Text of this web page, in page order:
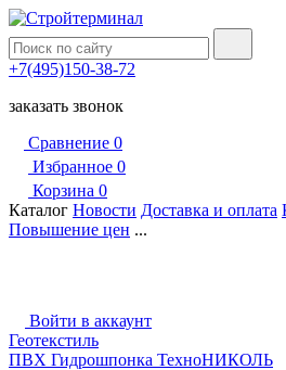
+7(495)150-38-72
заказать звонок
Сравнение 0
Избранное 0
Корзина 0
Каталог Новости Доставка и оплата
Повышение цен ...
Войти в аккаунт
Геотекстиль
ПВХ Гидрошпонка ТехноНИКОЛЬ